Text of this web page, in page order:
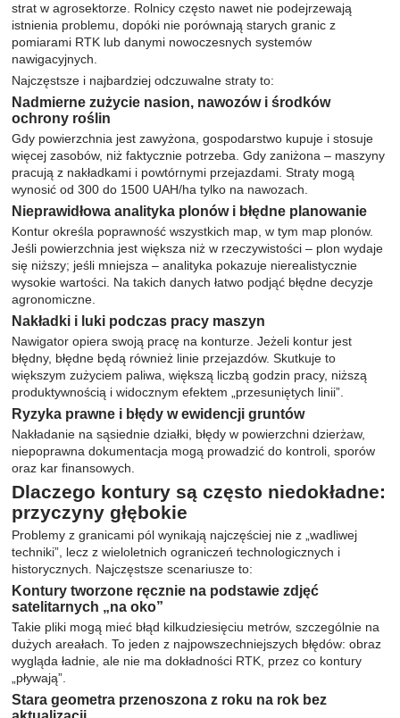
strat w agrosektorze. Rolnicy często nawet nie podejrzewają
istnienia problemu, dopóki nie porównają starych granic z
pomiarami RTK lub danymi nowoczesnych systemów
nawigacyjnych.
Najczęstsze i najbardziej odczuwalne straty to:
Nadmierne zużycie nasion, nawozów i środków
ochrony roślin
Gdy powierzchnia jest zawyżona, gospodarstwo kupuje i stosuje
więcej zasobów, niż faktycznie potrzeba. Gdy zaniżona – maszyny
pracują z nakładkami i powtórnymi przejazdami. Straty mogą
wynosić od 300 do 1500 UAH/ha tylko na nawozach.
Nieprawidłowa analityka plonów i błędne planowanie
Kontur określa poprawność wszystkich map, w tym map plonów.
Jeśli powierzchnia jest większa niż w rzeczywistości – plon wydaje
się niższy; jeśli mniejsza – analityka pokazuje nierealistycznie
wysokie wartości. Na takich danych łatwo podjąć błędne decyzje
agronomiczne.
Nakładki i luki podczas pracy maszyn
Nawigator opiera swoją pracę na konturze. Jeżeli kontur jest
błędny, błędne będą również linie przejazdów. Skutkuje to
większym zużyciem paliwa, większą liczbą godzin pracy, niższą
produktywnością i widocznym efektem „przesuniętych linii”.
Ryzyka prawne i błędy w ewidencji gruntów
Nakładanie na sąsiednie działki, błędy w powierzchni dzierżaw,
niepoprawna dokumentacja mogą prowadzić do kontroli, sporów
oraz kar finansowych.
Dlaczego kontury są często niedokładne:
przyczyny głębokie
Problemy z granicami pól wynikają najczęściej nie z „wadliwej
techniki”, lecz z wieloletnich ograniczeń technologicznych i
historycznych. Najczęstsze scenariusze to:
Kontury tworzone ręcznie na podstawie zdjęć
satelitarnych „na oko”
Takie pliki mogą mieć błąd kilkudziesięciu metrów, szczególnie na
dużych areałach. To jeden z najpowszechniejszych błędów: obraz
wygląda ładnie, ale nie ma dokładności RTK, przez co kontury
„pływają”.
Stara geometra przenoszona z roku na rok bez